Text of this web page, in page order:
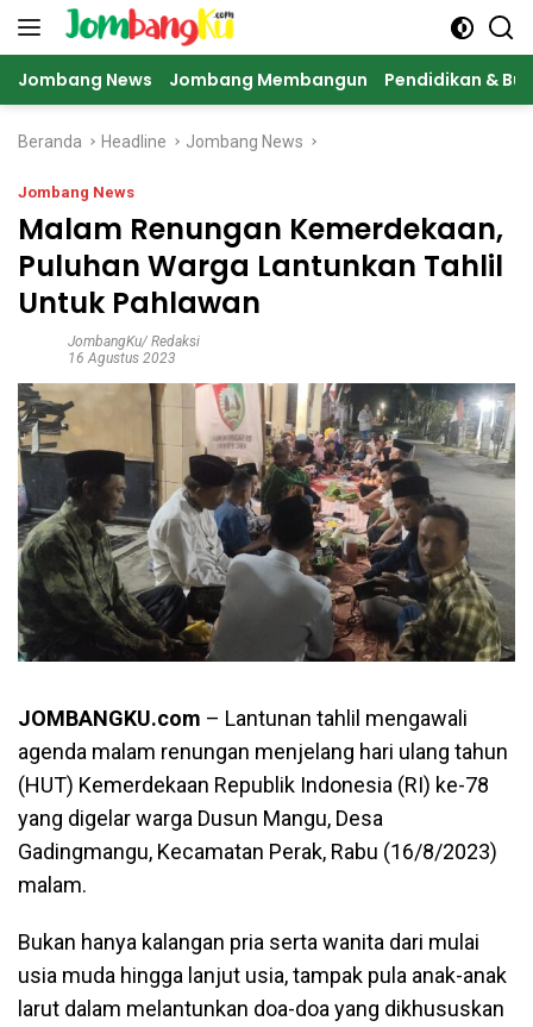
Langsung
Jombang News Jombang Membangun Pendidikan &
Beranda Headline Jombang News
Jombang News
Malam Renungan Kemerdekaan,
Puluhan Warga Lantunkan Tahlil
Untuk Pahlawan
JombangKu/ Redaksi
16 Agustus 2023
JOMBANGKU.com – Lantunan tahlil mengawali
agenda malam renungan menjelang hari ulang tahun
(HUT) Kemerdekaan Republik Indonesia (RI) ke-78
yang digelar warga Dusun Mangu, Desa
Gadingmangu, Kecamatan Perak, Rabu (16/8/2023)
malam.
Bukan hanya kalangan pria serta wanita dari mulai
usia muda hingga lanjut usia, tampak pula anak-anak
larut dalam melantunkan doa-doa yang dikhususkan